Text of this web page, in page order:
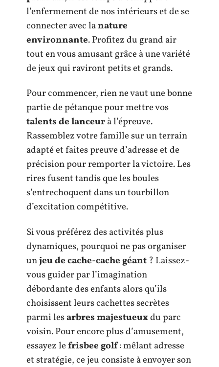
l’enfermement de nos intérieurs et de se
connecter avec lanature
environnante. Profitez du grand air
tout en vous amusant grâce à une variété
de jeux qui raviront petits et grands.
Pour commencer, rien ne vaut une bonne
partie de pétanque pour mettre vos
talents de lanceurà l’épreuve.
Rassemblez votre famille sur un terrain
adapté et faites preuve d’adresse et de
précision pour remporter la victoire. Les
rires fusent tandis que les boules
s’entrechoquent dans un tourbillon
d’excitation compétitive.
Si vous préférez des activités plus
dynamiques, pourquoi ne pas organiser
unjeu de cache-cache géant ? Laissez-
vous guider par l’imagination
débordante des enfants alors qu’ils
choisissent leurs cachettes secrètes
parmi lesarbres majestueuxdu parc
voisin. Pour encore plus d’amusement,
essayez lefrisbee golf: mêlant adresse
et stratégie, ce jeu consiste à envoyer son